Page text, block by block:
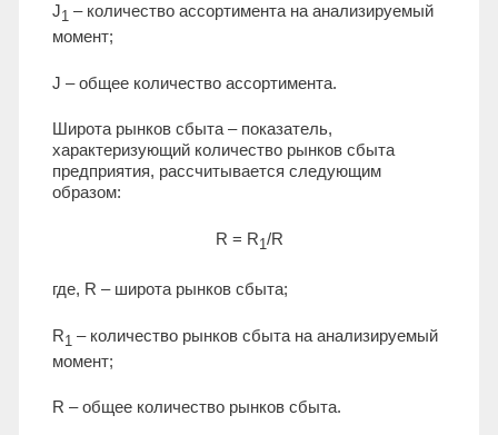
J1 – количество ассортимента на анализируемый
момент;
J – общее количество ассортимента.
Широта рынков сбыта – показатель,
характеризующий количество рынков сбыта
предприятия, рассчитывается следующим
образом:
R = R1/R
где, R – широта рынков сбыта;
R1 – количество рынков сбыта на анализируемый
момент;
R – общее количество рынков сбыта.